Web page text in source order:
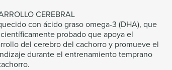
CEREBRAL
con ácido graso omega-3 (DHA), que
probado que apoya el
del cerebro del cachorro y promueve el
durante el entrenamiento temprano